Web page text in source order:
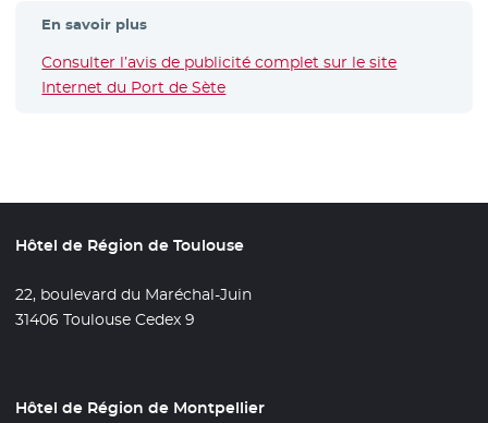
En savoir plus
Consulter l’avis de publicité complet sur le site
Internet du Port de Sète
Hôtel de Région de Toulouse
22, boulevard du Maréchal-Juin
31406 Toulouse Cedex 9
Hôtel de Région de Montpellier